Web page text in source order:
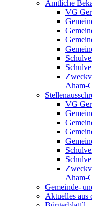
Amtliche
VG
Aham-
VG
Aham-
Gemeinde-
Aktuelles aus